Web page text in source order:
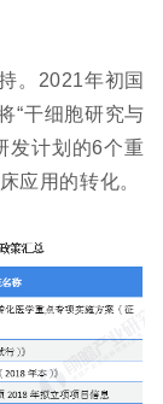
。2021年初国
“干细胞研究与
发计划的6个重
应用的转化。